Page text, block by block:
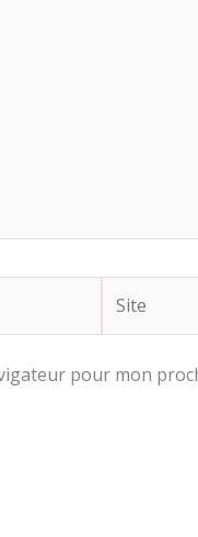
pour mon